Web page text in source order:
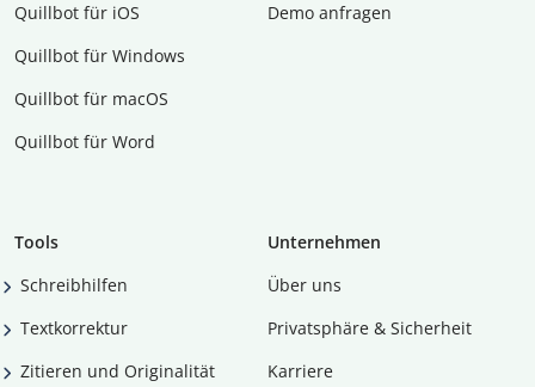
Quillbot für iOS
Quillbot für Windows
Quillbot für macOS
Quillbot für Word
Demo anfragen
Tools
Schreibhilfen
Textkorrektur
Zitieren und Originalität
Unternehmen
Über uns
Privatsphäre & Sicherheit
Karriere